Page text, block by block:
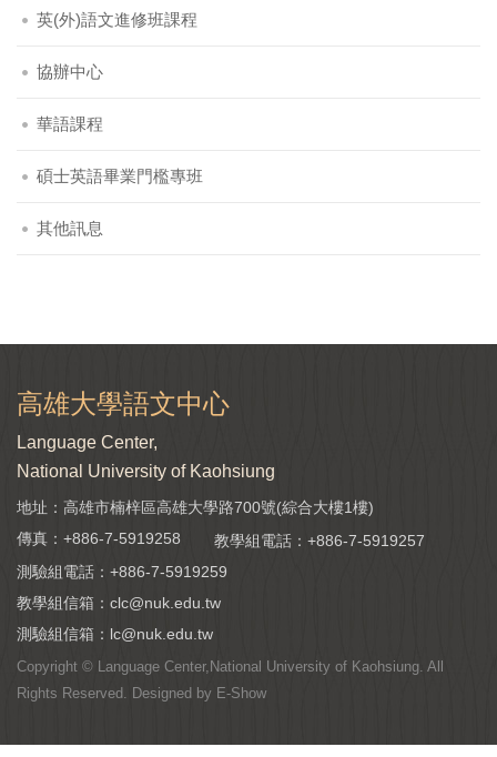
英(外)語文進修班課程
協辦中心
華語課程
碩士英語畢業門檻專班
其他訊息
高雄大學語文中心
Language Center,
National University of Kaohsiung
地址：高雄市楠梓區高雄大學路700號(綜合大樓1樓)
傳真：+886-7-5919258
教學組電話： +886-7-5919257
測驗組電話： +886-7-5919259
教學組信箱： clc@nuk.edu.tw
測驗組信箱： lc@nuk.edu.tw
Copyright © Language Center,National University of Kaohsiung. All
Rights Reserved. Designed by E-Show